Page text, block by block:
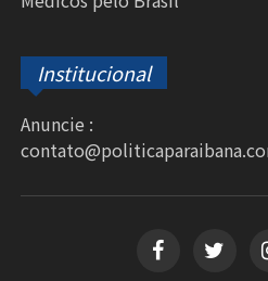
Institucional
Anuncie :